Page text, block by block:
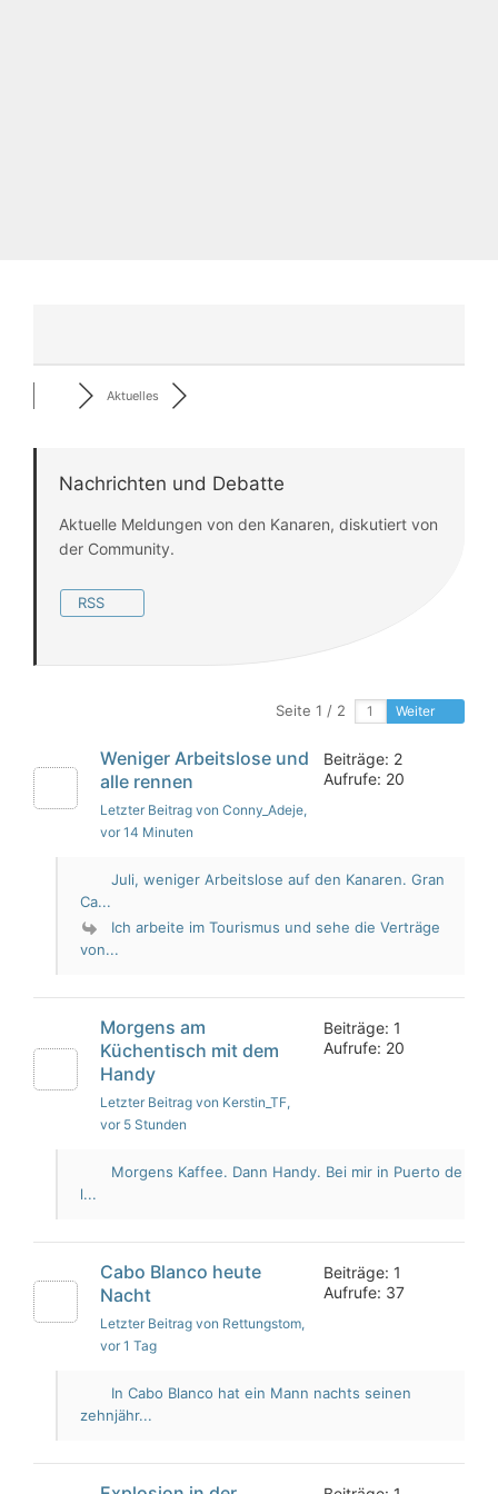
Aktuelles
Nachrichten und Debatte
Aktuelle Meldungen von den Kanaren, diskutiert von
der Community.
RSS
Seite 1 / 2 Weiter
Weniger Arbeitslose und
alle rennen
Letzter Beitrag von Conny_Adeje,
vor 14 Minuten
Beiträge: 2
Aufrufe: 20
Juli, weniger Arbeitslose auf den Kanaren. Gran
Ca...
Ich arbeite im Tourismus und sehe die Verträge
von...
Morgens am
Küchentisch mit dem
Handy
Letzter Beitrag von Kerstin_TF,
vor 5 Stunden
Beiträge: 1
Aufrufe: 20
Morgens Kaffee. Dann Handy. Bei mir in Puerto de
l...
Cabo Blanco heute
Nacht
Letzter Beitrag von Rettungstom,
vor 1 Tag
Beiträge: 1
Aufrufe: 37
In Cabo Blanco hat ein Mann nachts seinen
zehnjähr...